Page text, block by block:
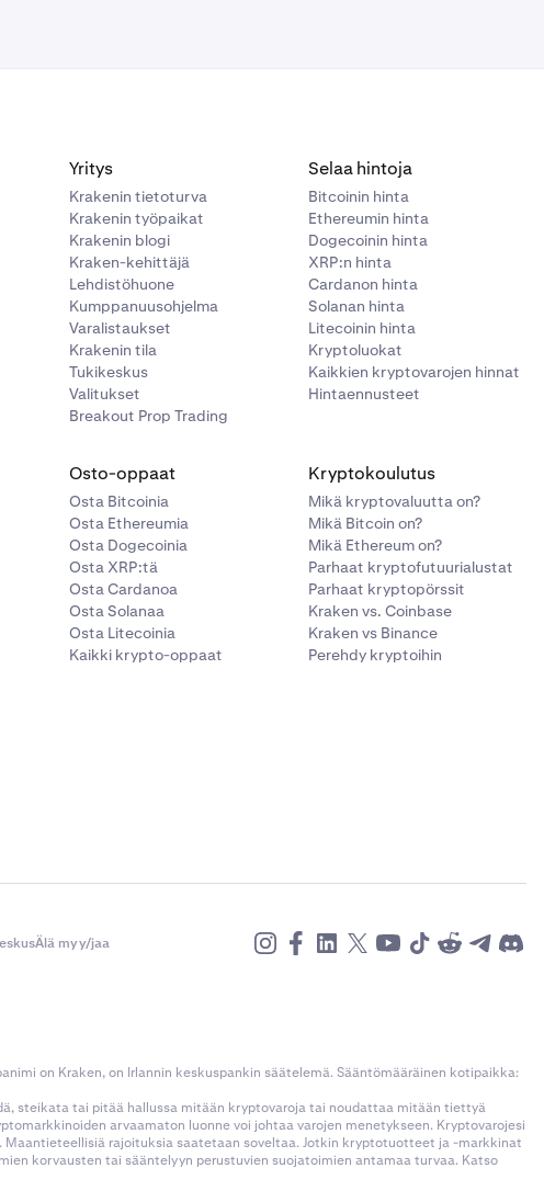
Yritys
Krakenin tietoturva
Krakenin työpaikat
Krakenin blogi
Kraken-kehittäjä
Lehdistöhuone
Kumppanuusohjelma
Varalistaukset
Krakenin tila
Tukikeskus
Valitukset
Breakout Prop Trading
Selaa hintoja
Bitcoinin hinta
Ethereumin hinta
Dogecoinin hinta
XRP:n hinta
Cardanon hinta
Solanan hinta
Litecoinin hinta
Kryptoluokat
Kaikkien kryptovarojen hinnat
Hintaennusteet
Osto-oppaat
Osta Bitcoinia
Osta Ethereumia
Osta Dogecoinia
Osta XRP:tä
Osta Cardanoa
Osta Solanaa
Osta Litecoinia
Kaikki krypto-oppaat
Kryptokoulutus
Mikä kryptovaluutta on?
Mikä Bitcoin on?
Mikä Ethereum on?
Parhaat kryptofutuurialustat
Parhaat kryptopörssit
Kraken vs. Coinbase
Kraken vs Binance
Perehdy kryptoihin
Älä myy/jaa
on Kraken, on Irlannin keskuspankin säätelemä. Sääntömääräinen kotipaikka:
steikata tai pitää hallussa mitään kryptovaroja tai noudattaa mitään tiettyä
arvaamaton luonne voi johtaa varojen menetykseen. Kryptovarojesi
rajoituksia saatetaan soveltaa. Jotkin kryptotuotteet ja -markkinat
korvausten tai sääntelyyn perustuvien suojatoimien antamaa turvaa. Katso